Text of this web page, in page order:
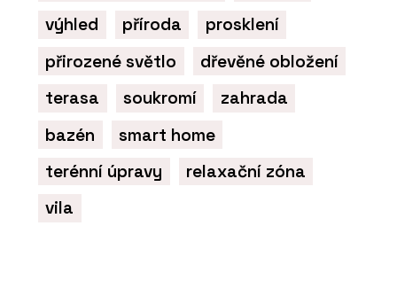
výhled
příroda
prosklení
přirozené světlo
dřevěné obložení
terasa
soukromí
zahrada
bazén
smart home
terénní úpravy
relaxační zóna
vila